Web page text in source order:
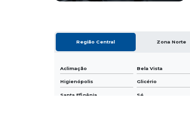
Região Central Zona Norte
Aclimação Bela Vista
Higienópolis Glicério
Santa Efigênia Sé